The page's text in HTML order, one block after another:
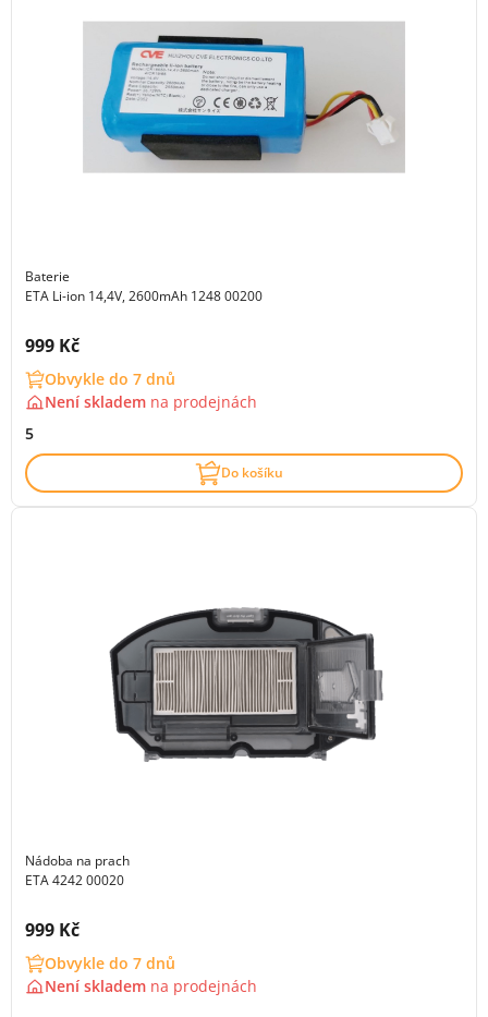
Baterie
ETA Li-ion 14,4V, 2600mAh 1248 00200
Cena s DPH:
999 Kč
Obvykle do 7 dnů
Není skladem na prodejnách
5
Do košíku
Nádoba na prach
ETA 4242 00020
Cena s DPH:
999 Kč
Obvykle do 7 dnů
Není skladem na prodejnách